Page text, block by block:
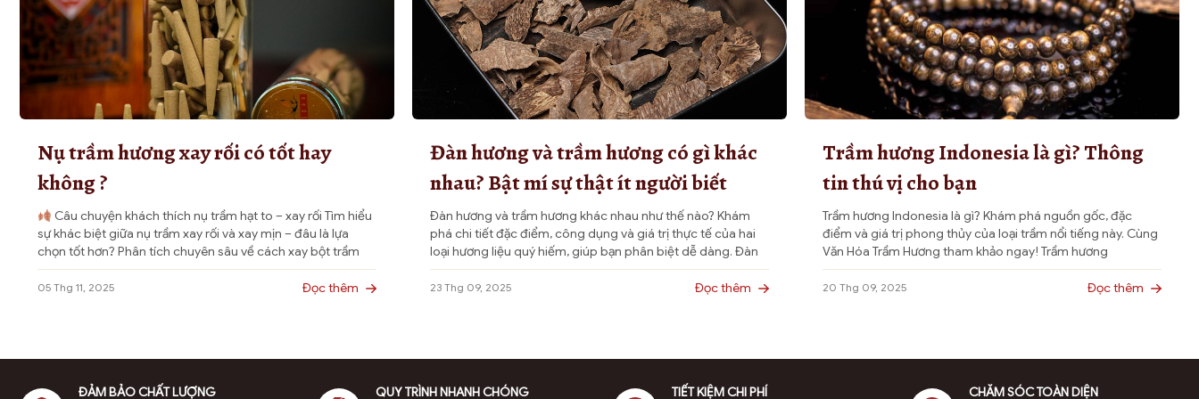
có
thể
được
chọn
trên
phẩm
được
chọn
trên
trang
phẩm
có
thể
được
chọn
trên
trang
phẩm
có
thể
được
chọn
trên
trang
phẩm
Nụ trầm hương xay rối có tốt hay
không ?
Câu chuyện khách thích nụ trầm hạt to – xay rối Tìm hiểu
sự khác biệt giữa nụ trầm xay rối và xay mịn – đâu là lựa
chọn tốt hơn? Phân tích chuyên sâu về cách xay bột trầm
hương, tỉa dác, và bí quyết giúp nụ trầm hương thủ công
cháy hết, […]
05 Thg 11, 2025 Đọc thêm
Đàn hương và trầm hương có gì khác
nhau? Bật mí sự thật ít người biết
Đàn hương và trầm hương khác nhau như thế nào? Khám
phá chi tiết đặc điểm, công dụng và giá trị thực tế của hai
loại hương liệu quý hiếm, giúp bạn phân biệt dễ dàng. Đàn
hương và trầm hương đều là những loại gỗ hương liệu quý,
thường được sử dụng trong tâm […]
23 Thg 09, 2025 Đọc thêm
Trầm hương Indonesia là gì? Thông
tin thú vị cho bạn
Trầm hương Indonesia là gì? Khám phá nguồn gốc, đặc
điểm và giá trị phong thủy của loại trầm nổi tiếng này. Cùng
Văn Hóa Trầm Hương tham khảo ngay! Trầm hương
Indonesia, hay còn gọi là trầm Indo, là một trong những loại
gỗ quý hiếm được yêu thích nhất trên thế giới nhờ […]
20 Thg 09, 2025 Đọc thêm
ĐẢM BẢO CHẤT LƯỢNG QUY TRÌNH NHANH CHÓNG TIẾT KIỆM CHI PHÍ CHĂM SÓC TOÀN DIỆN